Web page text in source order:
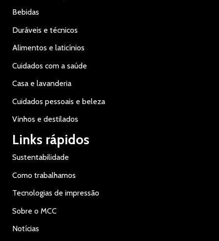
Bebidas
Duráveis e técnicos
Alimentos e laticínios
Cuidados com a saúde
Casa e lavanderia
Cuidados pessoais e beleza
Vinhos e destilados
Links rápidos
Sustentabilidade
Como trabalhamos
Tecnologias de impressão
Sobre o MCC
Notícias